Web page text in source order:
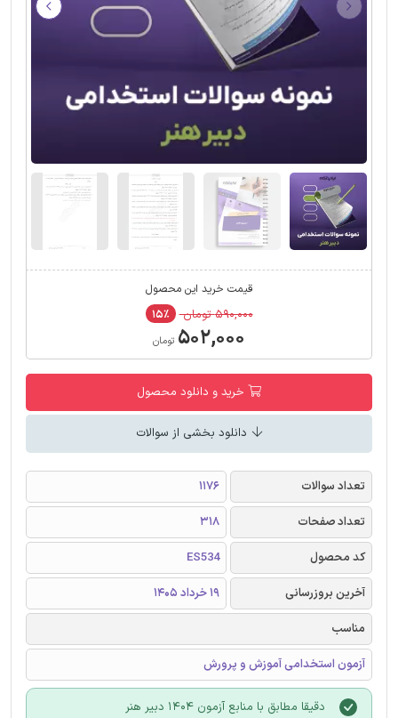
قیمت خرید این محصول
۵۹۰,۰۰۰ تومان ۱۵٪
۵۰۲,۰۰۰ تومان
خرید و دانلود محصول
دانلود بخشی از سوالات
تعداد سوالات
1176
تعداد صفحات
318
کد محصول
ES534
آخرین بروزرسانی
19 خرداد 1405
مناسب
آزمون استخدامی آموزش و پرورش
دقیقا مطابق با منابع آزمون 1404 دبیر هنر